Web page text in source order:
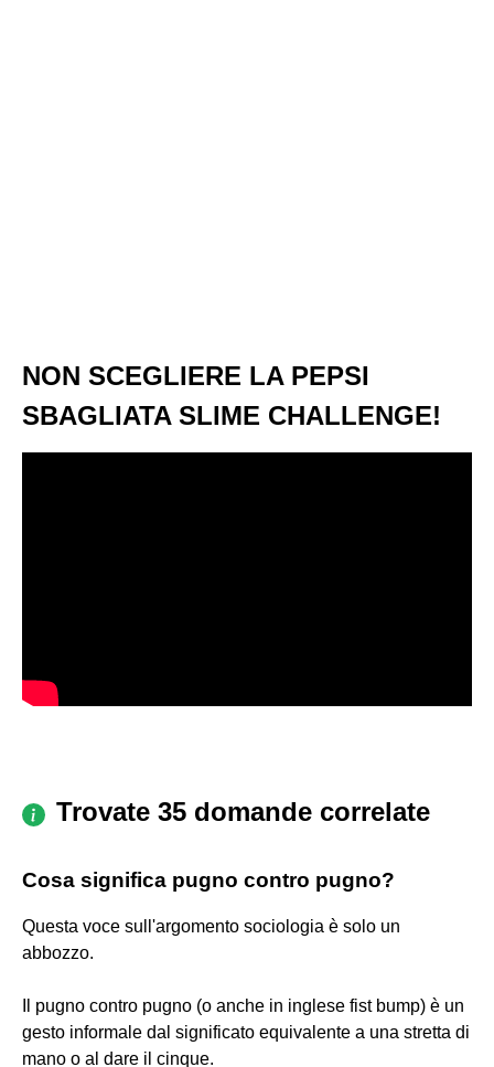
NON SCEGLIERE LA PEPSI
SBAGLIATA SLIME CHALLENGE!
Trovate 35 domande correlate
Cosa significa pugno contro pugno?
Questa voce sull'argomento sociologia è solo un
abbozzo.
Il pugno contro pugno (o anche in inglese fist bump) è un
gesto informale dal significato equivalente a una stretta di
mano o al dare il cinque.